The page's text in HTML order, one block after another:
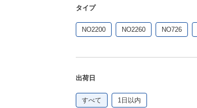
タイプ
NO2200 NO2260 NO726
出荷日
すべて 1日以内